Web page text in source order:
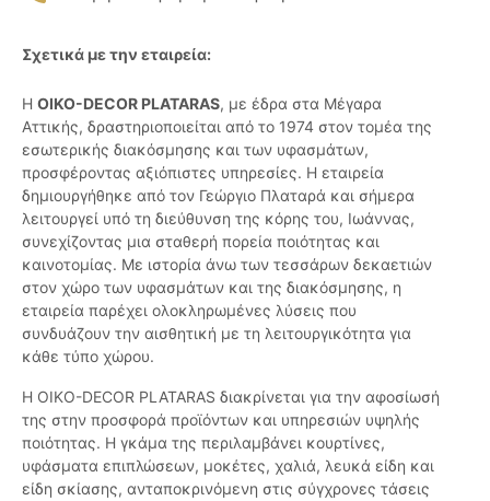
Σχετικά με την εταιρεία:
Η OIKO-DECOR PLATARAS, με έδρα στα Μέγαρα
Αττικής, δραστηριοποιείται από το 1974 στον τομέα της
εσωτερικής διακόσμησης και των υφασμάτων,
προσφέροντας αξιόπιστες υπηρεσίες. Η εταιρεία
δημιουργήθηκε από τον Γεώργιο Πλαταρά και σήμερα
λειτουργεί υπό τη διεύθυνση της κόρης του, Ιωάννας,
συνεχίζοντας μια σταθερή πορεία ποιότητας και
καινοτομίας. Με ιστορία άνω των τεσσάρων δεκαετιών
στον χώρο των υφασμάτων και της διακόσμησης, η
εταιρεία παρέχει ολοκληρωμένες λύσεις που
συνδυάζουν την αισθητική με τη λειτουργικότητα για
κάθε τύπο χώρου.
Η OIKO-DECOR PLATARAS διακρίνεται για την αφοσίωσή
της στην προσφορά προϊόντων και υπηρεσιών υψηλής
ποιότητας. Η γκάμα της περιλαμβάνει κουρτίνες,
υφάσματα επιπλώσεων, μοκέτες, χαλιά, λευκά είδη και
είδη σκίασης, ανταποκρινόμενη στις σύγχρονες τάσεις